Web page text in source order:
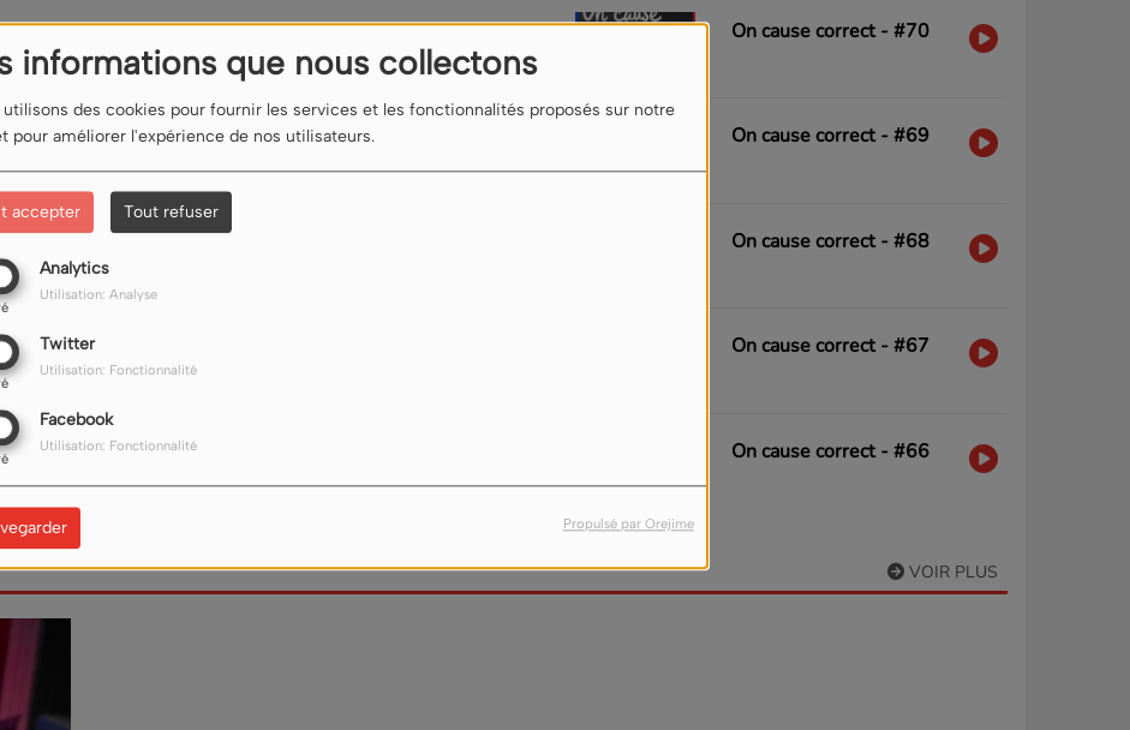
informations que nous collectons
utilisons des cookies pour fournir les services et les fonctionnalités proposés sur notre
pour améliorer l'expérience de nos utilisateurs.
accepter Tout refuser
Analytics
Utilisation: Analyse
Twitter
Utilisation: Fonctionnalité
Facebook
Utilisation: Fonctionnalité
Propulsé par Orejime
On cause correct - #70
On cause correct - #69
On cause correct - #68
On cause correct - #67
On cause correct - #66
VOIR PLUS